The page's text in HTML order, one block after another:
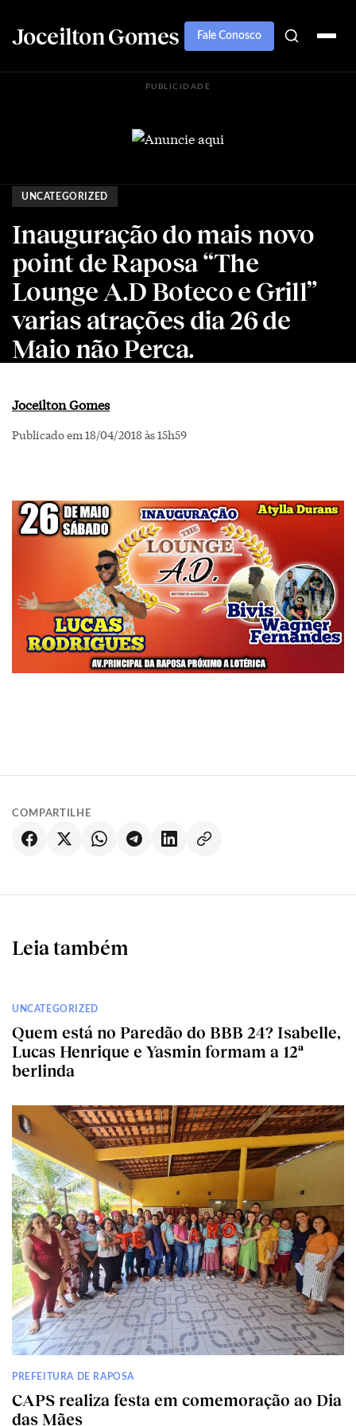
Joceilton Gomes Fale Conosco
PUBLICIDADE
UNCATEGORIZED
Inauguração do mais novo
point de Raposa “The
Lounge A.D Boteco e Grill”
varias atrações dia 26 de
Maio não Perca.
Joceilton Gomes
Publicado em 18/04/2018 às 15h59
COMPARTILHE
Leia também
UNCATEGORIZED
Quem está no Paredão do BBB 24? Isabelle,
Lucas Henrique e Yasmin formam a 12ª
berlinda
PREFEITURA DE RAPOSA
CAPS realiza festa em comemoração ao Dia
das Mães